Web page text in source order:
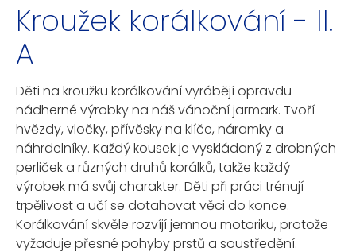
Kroužek korálkování - II.
A
Děti na kroužku korálkování vyrábějí opravdu
nádherné výrobky na náš vánoční jarmark. Tvoří
hvězdy, vločky, přívěsky na klíče, náramky a
náhrdelníky. Každý kousek je vyskládaný z drobných
perliček a různých druhů korálků, takže každý
výrobek má svůj charakter. Děti při práci trénují
trpělivost a učí se dotahovat věci do konce.
Korálkování skvěle rozvíjí jemnou motoriku, protože
vyžaduje přesné pohyby prstů a soustředění.